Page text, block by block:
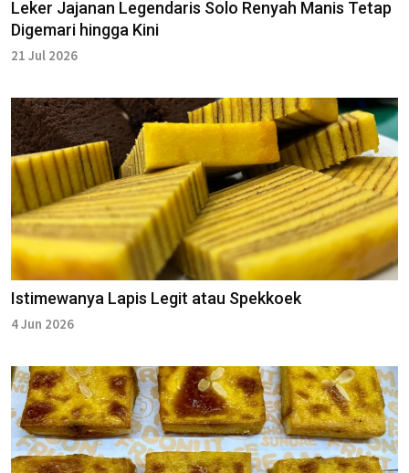
Leker Jajanan Legendaris Solo Renyah Manis Tetap
Digemari hingga Kini
21 Jul 2026
Istimewanya Lapis Legit atau Spekkoek
4 Jun 2026